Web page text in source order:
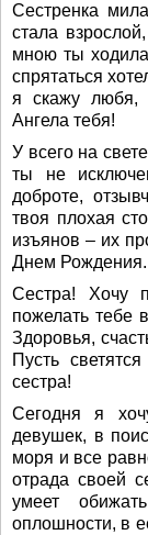
Сестренка
стала
мною ты
спрятаться
я скажу любя,
Ангела тебя!
У всего на
ты не
доброте,
твоя плохая
изъянов – их
Днем Рождения.
Сестра! Хочу
пожелать тебе
Здоровья,
Пусть
сестра!
Сегодня я
девушек, в
моря и все
отрада своей
умеет
оплошности, в